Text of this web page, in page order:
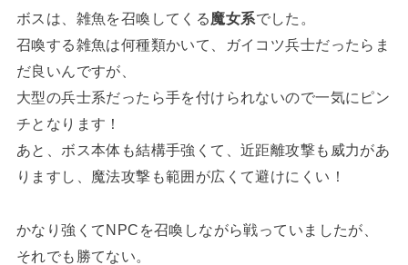
ボスは、雑魚を召喚してくる魔女系でした。
召喚する雑魚は何種類かいて、ガイコツ兵士だったらま
だ良いんですが、
大型の兵士系だったら手を付けられないので一気にピン
チとなります！
あと、ボス本体も結構手強くて、近距離攻撃も威力があ
りますし、魔法攻撃も範囲が広くて避けにくい！
かなり強くてNPCを召喚しながら戦っていましたが、
それでも勝てない。